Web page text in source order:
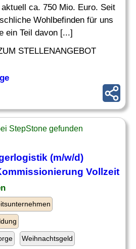
ca. 750 Mio. Euro. Seit
Wohlbefinden für uns
ein Teil davon [...]
STELLENANGEBOT
StepStone gefunden
(m/w/d)
Vollzeit
Weihnachtsgeld